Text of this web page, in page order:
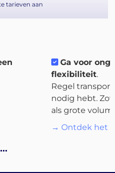
tarieven aan
Ga voor
flexibiliteit.
Regel
nodig hebt.
als grote
→ Ontdek het
…